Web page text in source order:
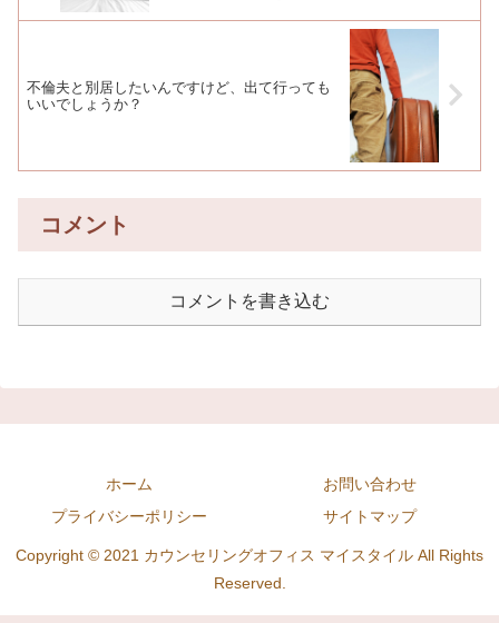
不倫夫と別居したいんですけど、出て行っても
いいでしょうか？
コメント
コメントを書き込む
ホーム
お問い合わせ
プライバシーポリシー
サイトマップ
Copyright © 2021 カウンセリングオフィス マイスタイル All Rights
Reserved.